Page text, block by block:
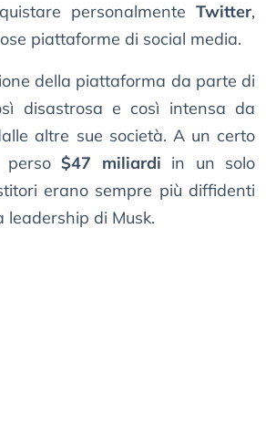
personalmente Twitter,
piattaforme di social media.
della piattaforma da parte di
disastrosa e così intensa da
altre sue società. A un certo
$47 miliardi in un solo
erano sempre più diffidenti
leadership di Musk.